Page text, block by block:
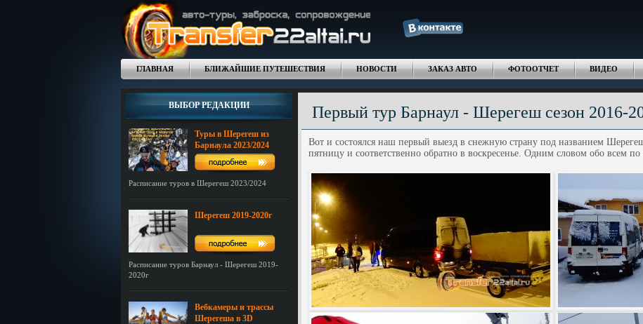
ГЛАВНАЯ БЛИЖАЙШИЕ ПУТЕШЕСТВИЯ НОВОСТИ ЗАКАЗ АВТО ФОТООТЧЕТ ВИДЕО
ВЫБОР РЕДАКЦИИ
Туры в Шерегеш из
Барнаула 2023/2024
Расписание туров в Шерегеш 2023/2024
Шерегеш 2019-2020г
Расписание туров Барнаул - Шерегеш 2019-
2020г
Вебкамеры и трассы
Шерегеша в 3D
Первый тур Барнаул - Шерегеш сезон 2016-
Вот и состоялся наш первый выезд в снежную страну под названием
пятницу и соответственно обратно в воскресенье. Одним словом обо всем по